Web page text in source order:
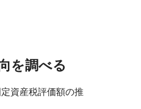
を調べる
資産税評価額の推